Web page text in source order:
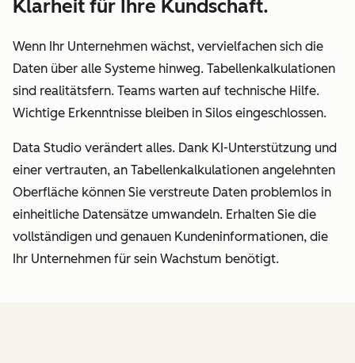
Klarheit für Ihre Kundschaft.
Wenn Ihr Unternehmen wächst, vervielfachen sich die
Daten über alle Systeme hinweg. Tabellenkalkulationen
sind realitätsfern. Teams warten auf technische Hilfe.
Wichtige Erkenntnisse bleiben in Silos eingeschlossen.
Data Studio verändert alles. Dank KI-Unterstützung und
einer vertrauten, an Tabellenkalkulationen angelehnten
Oberfläche können Sie verstreute Daten problemlos in
einheitliche Datensätze umwandeln. Erhalten Sie die
vollständigen und genauen Kundeninformationen, die
Ihr Unternehmen für sein Wachstum benötigt.